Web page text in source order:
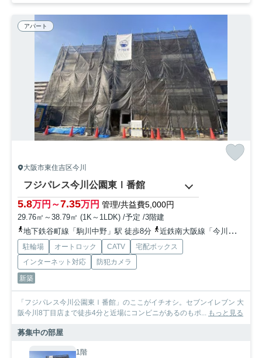
アパート
大阪市東住吉区今川
フジパレス今川公園東Ⅰ番館
5.8万円～7.35万円 管理/共益費5,000円
29.76㎡～38.79㎡ (1K～1LDK) /予定 /3階建
地下鉄谷町線「駒川中野」駅 徒歩8分
近鉄南大阪線「今川」駅 徒歩10分
駐輪場 オートロック CATV
宅配ボックス
インターネット対応
防犯カメラ
新築
「フジパレス今川公園東Ⅰ番館」のここがイチオシ。セブンイレブン 大
阪今川8丁目店まで徒歩4分と近場にコンビニがあるのもポ... もっと見る
募集中の部屋
1階